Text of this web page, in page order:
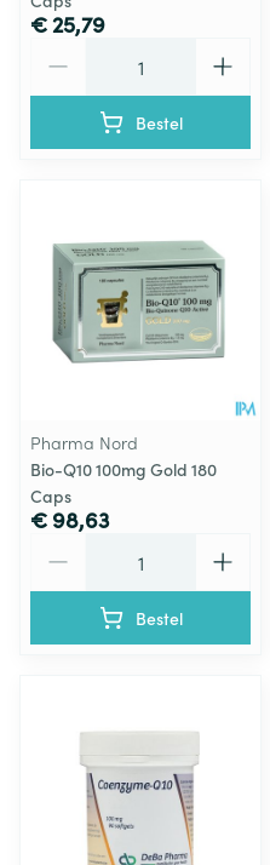
€ 25,79
Bestel
Pharma Nord
Bio-Q10 100mg Gold 180
Caps
€ 98,63
Bestel